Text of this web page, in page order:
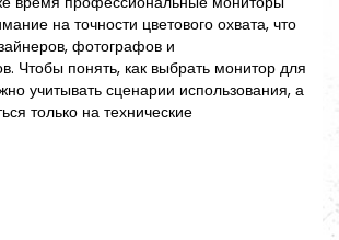
на точности цветового охвата, что
фотографов и
Чтобы понять, как выбрать монитор для
учитывать сценарии использования, а
только на технические